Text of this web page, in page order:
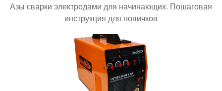
Азы сварки электродами для начинающих. Пошаговая
инструкция для новичков